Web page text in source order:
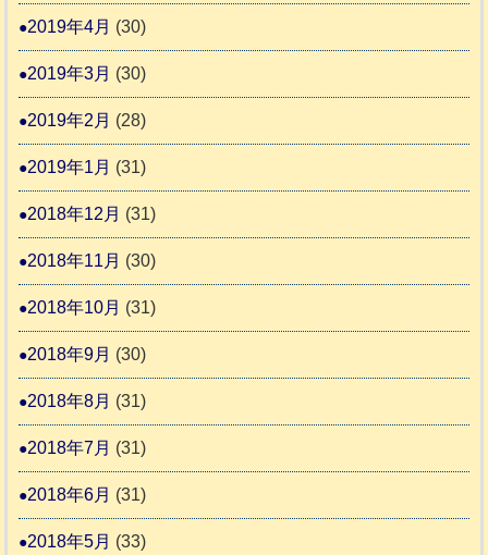
2019年4月 (30)
2019年3月 (30)
2019年2月 (28)
2019年1月 (31)
2018年12月 (31)
2018年11月 (30)
2018年10月 (31)
2018年9月 (30)
2018年8月 (31)
2018年7月 (31)
2018年6月 (31)
2018年5月 (33)